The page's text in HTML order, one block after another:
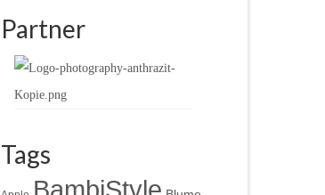
Partner
Tags